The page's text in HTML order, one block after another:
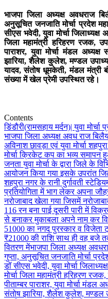
भाजपा जिला अध्यक्ष अवधराज
अनुसूचित जनजाति मोर्चा प्रदेश
सीएस भवेदी, युवा मोर्चा जिलाध्यक्ष
जिला महामंत्री हरिहरण रजक,
पाराशर, युवा मोर्चा मंडल अध्यक्ष
झारिया, शैलेश कुलेश, मण्डल
यादव, संतोष धूमकेती, मंडल मंत्री
संख्या में खेल प्रेमी उपस्थित रहे।
Contents
डिंडौरी(रामसहाय मर्दन)| युवा
भाजपा जिला अध्यक्ष अवध राज
अविनाश छावड़ा एवं युवा मोर्चा
मोर्चा क्रिकेट कप का भव्य समापन
जनता युवा मोर्चा के द्वारा जिले के
आयोजन किया गया इसके उपरांत
शहपुरा नगर के रानी दुर्गावती
प्रतियोगिता में भाग लेकर अपना
नरोजाबाद खेला गया जिसमें
116 रन बना पाई दूसरी पारी में
से बनाकर मुकाबला अपने नाम कर
51000 का नगद पुरस्कार व विजेता
₹21000 की राशि साथ ही वह बजे
वितरण मेंभाजपा जिला अध्यक्ष
गुप्ता, अनुसूचित जनजाति मोर्चा
डॉ सीएस भवेदी, युवा मोर्चा
मोर्चा जिला महामंत्री हरिहरण
पीताम्बर पाराशर, युवा मोर्चा मंडल
संतोष झारिया, शैलेश कुलेश, मण्डल